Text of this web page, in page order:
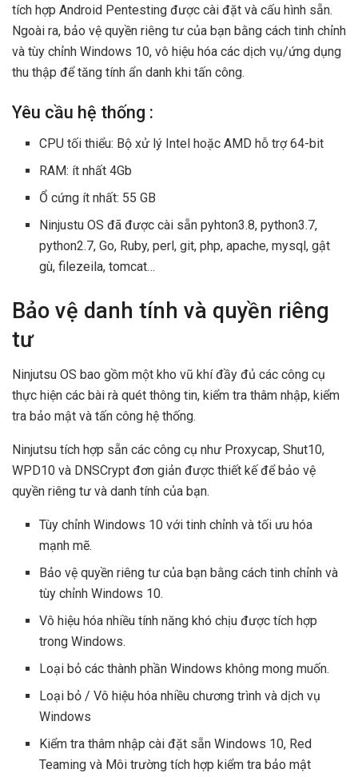
tích hợp Android Pentesting được cài đặt và cấu hình sẵn.
Ngoài ra, bảo vệ quyền riêng tư của bạn bằng cách tinh chỉnh
và tùy chỉnh Windows 10, vô hiệu hóa các dịch vụ/ứng dụng
thu thập để tăng tính ẩn danh khi tấn công.
Yêu cầu hệ thống :
CPU tối thiểu: Bộ xử lý Intel hoặc AMD hỗ trợ 64-bit
RAM: ít nhất 4Gb
Ổ cứng ít nhất: 55 GB
Ninjustu OS đã được cài sẵn pyhton3.8, python3.7,
python2.7, Go, Ruby, perl, git, php, apache, mysql, gật
gù, filezeila, tomcat…
Bảo vệ danh tính và quyền riêng
tư
Ninjutsu OS bao gồm một kho vũ khí đầy đủ các công cụ
thực hiện các bài rà quét thông tin, kiểm tra thâm nhập, kiểm
tra bảo mật và tấn công hệ thống.
Ninjutsu tích hợp sẵn các công cụ như Proxycap, Shut10,
WPD10 và DNSCrypt đơn giản được thiết kế để bảo vệ
quyền riêng tư và danh tính của bạn.
Tùy chỉnh Windows 10 với tinh chỉnh và tối ưu hóa
mạnh mẽ.
Bảo vệ quyền riêng tư của bạn bằng cách tinh chỉnh và
tùy chỉnh Windows 10.
Vô hiệu hóa nhiều tính năng khó chịu được tích hợp
trong Windows.
Loại bỏ các thành phần Windows không mong muốn.
Loại bỏ / Vô hiệu hóa nhiều chương trình và dịch vụ
Windows
Kiểm tra thâm nhập cài đặt sẵn Windows 10, Red
Teaming và Môi trường tích hợp kiểm tra bảo mật